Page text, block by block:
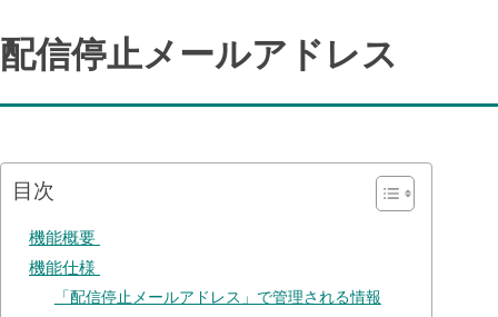
配信停止メールアドレス
目次
機能概要
機能仕様
「配信停止メールアドレス」で管理される情報